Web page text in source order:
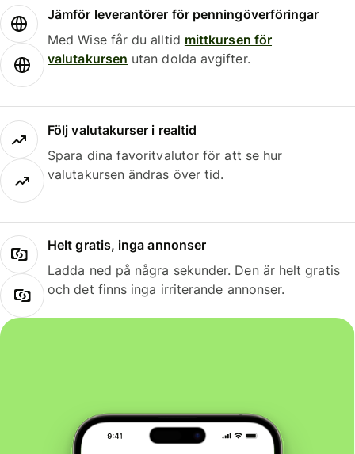
Jämför leverantörer för penningöverföringar
Med Wise får du alltid mittkursen för
valutakursen utan dolda avgifter.
Följ valutakurser i realtid
Spara dina favoritvalutor för att se hur
valutakursen ändras över tid.
Helt gratis, inga annonser
Ladda ned på några sekunder. Den är helt gratis
och det finns inga irriterande annonser.